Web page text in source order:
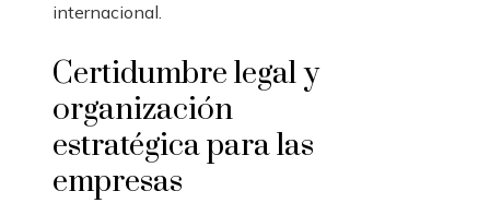
internacional.
Certidumbre legal y
organización
estratégica para las
empresas